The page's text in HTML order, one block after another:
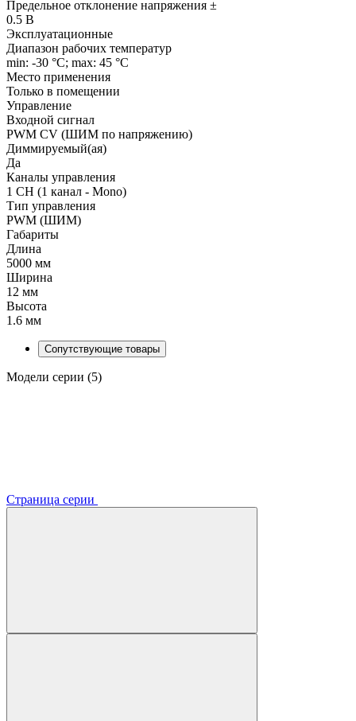
Предельное отклонение напряжения ±
0.5 В
Эксплуатационные
Диапазон рабочих температур
min: -30 °C; max: 45 °C
Место применения
Только в помещении
Управление
Входной сигнал
PWM СV (ШИМ по напряжению)
Диммируемый(ая)
Да
Каналы управления
1 CH (1 канал - Mono)
Тип управления
PWM (ШИМ)
Габариты
Длина
5000 мм
Ширина
12 мм
Высота
1.6 мм
Сопутствующие товары
Модели серии (5)
Страница серии